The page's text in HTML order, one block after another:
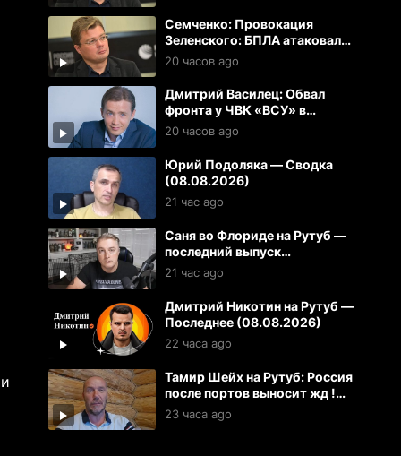
Семченко: Провокация
Зеленского: БПЛА атаковал
газопровод в Болгарии
20 часов ago
Дмитрий Василец: Обвал
фронта у ЧВК «ВСУ» в
Харьковской области
20 часов ago
Юрий Подоляка — Сводка
(08.08.2026)
21 час ago
Саня во Флориде на Рутуб —
последний выпуск
(08.08.2026)
21 час ago
Дмитрий Никотин на Рутуб —
Последнее (08.08.2026)
22 часа ago
Тамир Шейх на Рутуб: Россия
после портов выносит жд !
Проклятие Зеленского для
23 часа ago